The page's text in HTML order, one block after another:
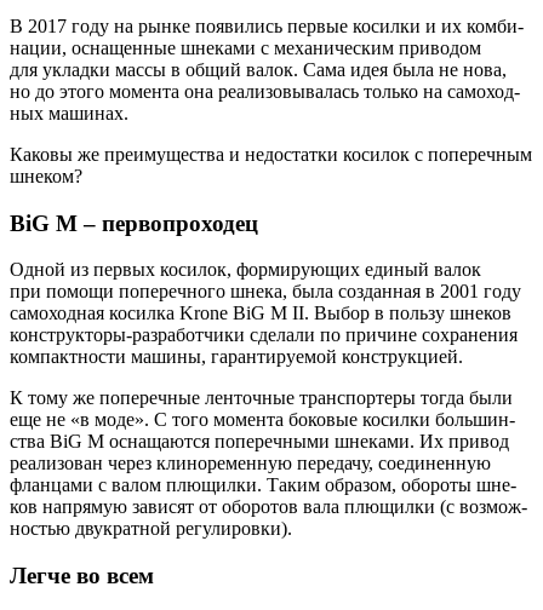
В 2017 году на рын­ке появи­лись пер­вые косил­ки и их ком­би­
на­ции, осна­щен­ные шне­ка­ми с меха­ни­че­ским при­во­дом
для уклад­ки мас­сы в общий валок. Сама идея была не нова,
но до это­го момен­та она реа­ли­зо­вы­ва­лась толь­ко на само­ход­
ных машинах.
Како­вы же пре­иму­ще­ства и недо­стат­ки коси­лок с попе­реч­ным
шнеком?
BiG M – первопроходец
Одной из пер­вых коси­лок, фор­ми­ру­ю­щих еди­ный валок
при помо­щи попе­реч­но­го шне­ка, была создан­ная в 2001 году
само­ход­ная косил­ка Krone BiG M II. Выбор в поль­зу шне­ков
кон­струк­то­ры-раз­ра­бот­чи­ки сде­ла­ли по при­чине сохра­не­ния
ком­пакт­но­сти маши­ны, гаран­ти­ру­е­мой конструкцией.
К тому же попе­реч­ные лен­точ­ные транс­пор­те­ры тогда были
еще не «в моде». С того момен­та боко­вые косил­ки боль­шин­
ства BiG M осна­ща­ют­ся попе­реч­ны­ми шне­ка­ми. Их при­вод
реа­ли­зо­ван через кли­но­ре­мен­ную пере­да­чу, соеди­нен­ную
флан­ца­ми с валом плю­щил­ки. Таким обра­зом, обо­ро­ты шне­
ков напря­мую зави­сят от обо­ро­тов вала плю­щил­ки (с воз­мож­
но­стью дву­крат­ной регулировки).
Легче во всем